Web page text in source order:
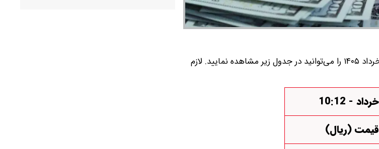
قیمت دلار، یورو، پوند و سایر ارز‌ها امروز یکشنبه ۳۱ خرداد ۱۴۰۵ را می‌توانید در جدول زیر مشاهده نمایید. لازم
قیمت (ریال)